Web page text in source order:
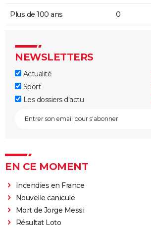
Plus de 100 ans 0
NEWSLETTERS
Actualité
Sport
Les dossiers d'actu
EN CE MOMENT
Incendies en France
Nouvelle canicule
Mort de Jorge Messi
Résultat Loto